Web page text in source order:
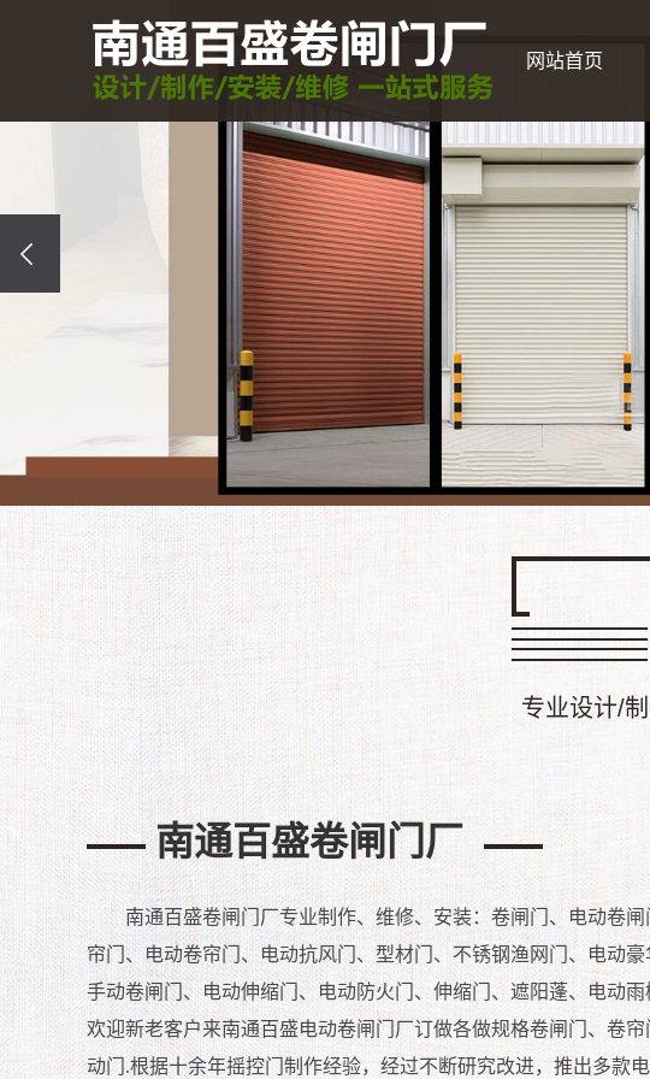
网站首页
专业设计/
南通百盛卷闸门厂
南通百盛卷闸门厂专业制作、维修、安装：卷闸门、电动卷闸
帘门、电动卷帘门、电动抗风门、型材门、不锈钢渔网门、电动豪
手动卷闸门、电动伸缩门、电动防火门、伸缩门、遮阳蓬、电动雨
欢迎新老客户来南通百盛电动卷闸门厂订做各做规格卷闸门、卷帘
动门.根据十余年摇控门制作经验，经过不断研究改进，推出多款